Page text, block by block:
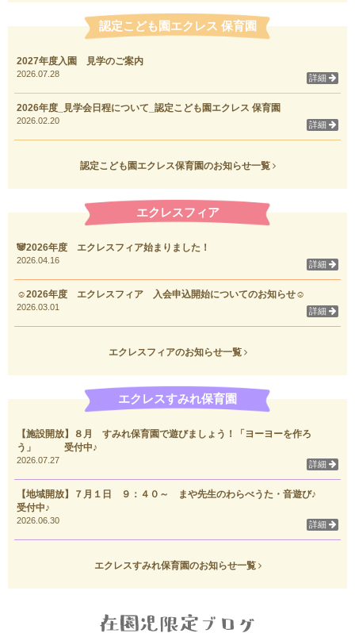
認定こども園エクレス 保育園
2027年度入園 見学のご案内
2026.07.28 詳細
2026年度_見学会日程について_認定こども園エクレス 保育園
2026.02.20 詳細
認定こども園エクレス保育園のお知らせ一覧
エクレスフィア
🐼2026年度 エクレスフィア始まりました！
2026.04.16 詳細
☺2026年度 エクレスフィア 入会申込開始についてのお知らせ☺
2026.03.01 詳細
エクレスフィアのお知らせ一覧
エクレスすみれ保育園
【施設開放】８月 すみれ保育園で遊びましょう！「ヨーヨーを作ろ
う」 受付中♪
2026.07.27 詳細
【地域開放】７月１日 ９：４０～ まや先生のわらべうた・音遊び♪
受付中♪
2026.06.30 詳細
エクレスすみれ保育園のお知らせ一覧